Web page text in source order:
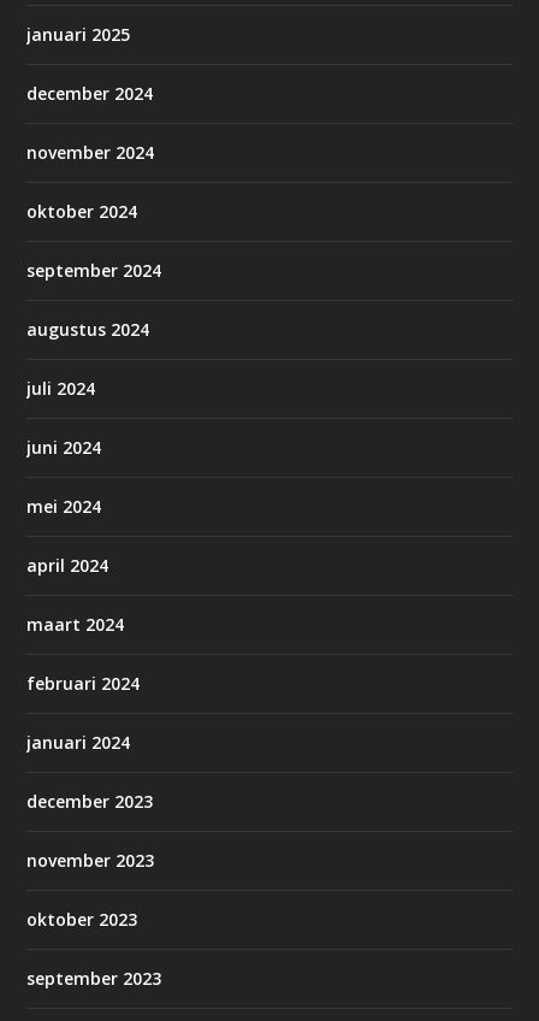
januari 2025
december 2024
november 2024
oktober 2024
september 2024
augustus 2024
juli 2024
juni 2024
mei 2024
april 2024
maart 2024
februari 2024
januari 2024
december 2023
november 2023
oktober 2023
september 2023